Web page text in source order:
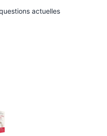
actuelles